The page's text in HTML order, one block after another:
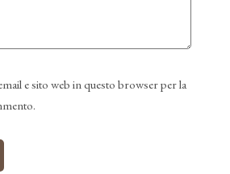
e sito web in questo browser per la